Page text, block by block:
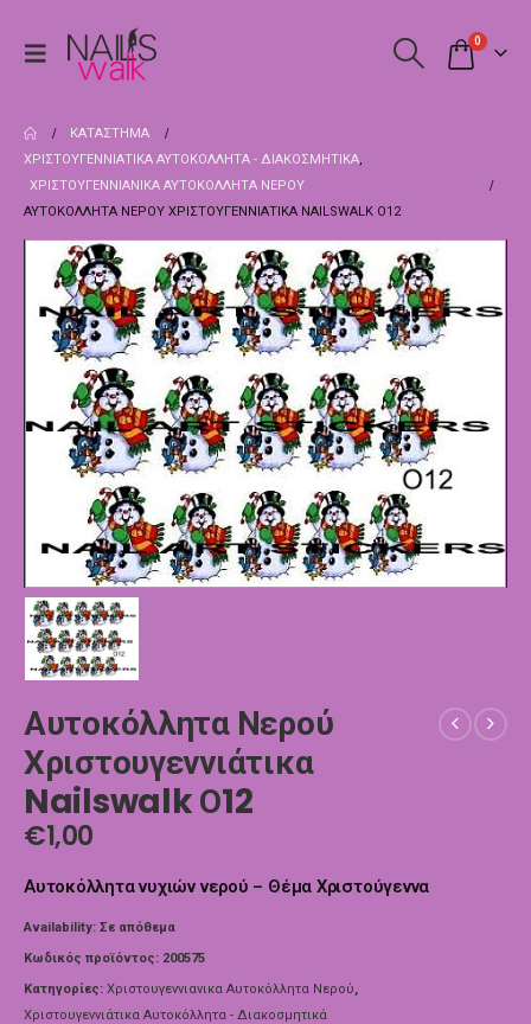
0
ΚΑΤΆΣΤΗΜΑ
ΧΡΙΣΤΟΥΓΕΝΝΙΆΤΙΚΑ ΑΥΤΟΚΌΛΛΗΤΑ - ΔΙΑΚΟΣΜΗΤΙΚΆ,
ΧΡΙΣΤΟΥΓΕΝΝΙΑΝΙΚΑ ΑΥΤΟΚΌΛΛΗΤΑ ΝΕΡΟΎ
ΑΥΤΟΚΌΛΛΗΤΑ ΝΕΡΟΎ ΧΡΙΣΤΟΥΓΕΝΝΙΆΤΙΚΑ NAILSWALK Ο12
Αυτοκόλλητα Νερού
Χριστουγεννιάτικα
Nailswalk Ο12
€1,00
Αυτοκόλλητα νυχιών νερού – Θέμα Χριστούγεννα
Availability: Σε απόθεμα
Κωδικός προϊόντος: 200575
Κατηγορίες: Χριστουγεννιανικα Αυτοκόλλητα Νερού,
Χριστουγεννιάτικα Αυτοκόλλητα - Διακοσμητικά